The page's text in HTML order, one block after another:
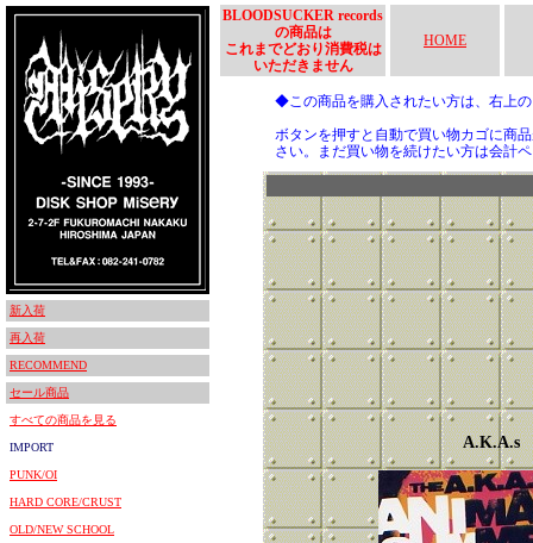
新入荷
再入荷
RECOMMEND
セール商品
すべての商品を見る
IMPORT
PUNK/OI
HARD CORE/CRUST
OLD/NEW SCHOOL
BLOODSUCKER records
の商品は
これまでどおり消費税は
いただきません
HOME
◆この商品を購入されたい方は、右上
ボタンを押すと自動で買い物カゴに商
さい。まだ買い物を続けたい方は会計
A.K.A.s